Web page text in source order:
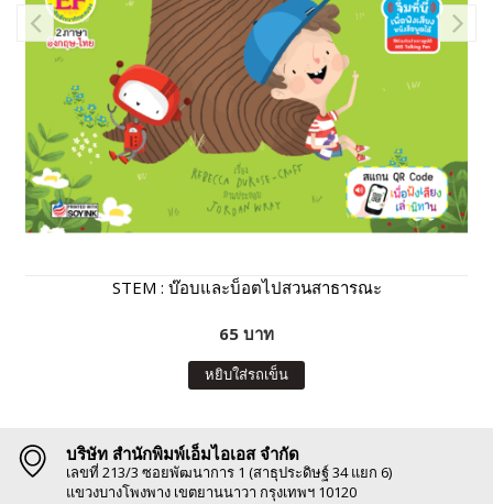
STEM : บ๊อบและบ็อตไปสวนสาธารณะ
65 บาท
หยิบใส่รถเข็น
บริษัท สำนักพิมพ์เอ็มไอเอส จำกัด
เลขที่ 213/3 ซอยพัฒนาการ 1 (สาธุประดิษฐ์ 34 แยก 6)
แขวงบางโพงพาง เขตยานนาวา กรุงเทพฯ 10120